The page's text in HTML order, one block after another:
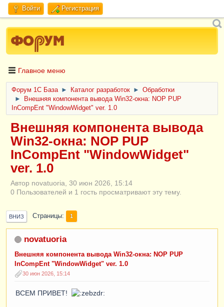
Войти Регистрация
Главное меню
Форум 1C База ► Каталог разработок ►
Обработки
►
Внешняя компонента вывода Win32-окна: NOP PUP
InCompEnt "WindowWidget" ver. 1.0
Внешняя компонента вывода
Win32-окна: NOP PUP
InCompEnt "WindowWidget"
ver. 1.0
Автор novatuoria, 30 июн 2026, 15:14
0 Пользователей и 1 гость просматривают эту тему.
ВНИЗ Страницы 1
novatuoria
Внешняя компонента вывода Win32-окна: NOP PUP
InCompEnt "WindowWidget" ver. 1.0
30 июн 2026, 15:14
ВСЕМ ПРИВЕТ!